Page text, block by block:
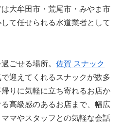
大牟田市・荒尾市・みやま市
て任せられる水道業者として
ごせる場所。 佐賀 スナック
迎えてくれるスナックが数多
りに気軽に立ち寄れるお店か
高級感のあるお店まで、幅広
マやスタッフとの気軽な会話